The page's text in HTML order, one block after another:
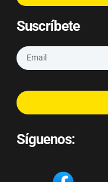
Suscríbete
Síguenos: